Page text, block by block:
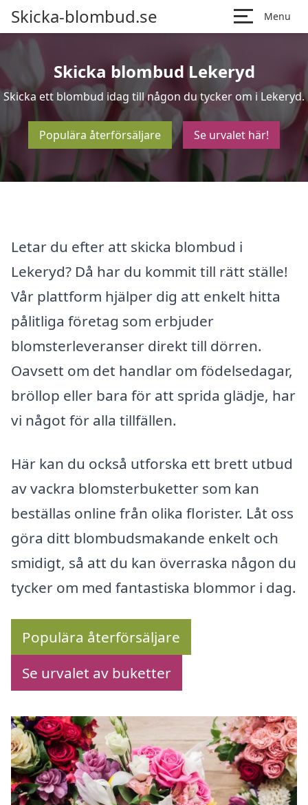
Skicka-blombud.se Menu
Skicka blombud Lekeryd
Skicka ett blombud idag till någon du tycker om i Lekeryd.
Populära återförsäljare Se urvalet här!
Letar du efter att skicka blombud i
Lekeryd? Då har du kommit till rätt ställe!
Vår plattform hjälper dig att enkelt hitta
pålitliga företag som erbjuder
blomsterleveranser direkt till dörren.
Oavsett om det handlar om födelsedagar,
bröllop eller bara för att sprida glädje, har
vi något för alla tillfällen.
Här kan du också utforska ett brett utbud
av vackra blomsterbuketter som kan
beställas online från olika florister. Låt oss
göra ditt blombudsmakande enkelt och
smidigt, så att du kan överraska någon du
tycker om med fantastiska blommor i dag.
Populära återförsäljare
Se urvalet av buketter